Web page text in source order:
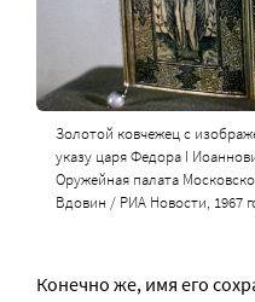
Золотой ковчежец с
указу царя Федора І
Оружейная палата
Вдовин / РИА Новости, 1967
Конечно же, имя его